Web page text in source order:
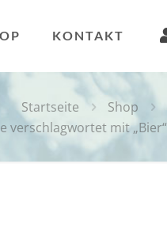
KONTAKT
Startseite
Shop
verschlagwortet mit „Bier“